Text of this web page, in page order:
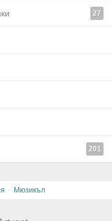
27
201
· Мюзикъл